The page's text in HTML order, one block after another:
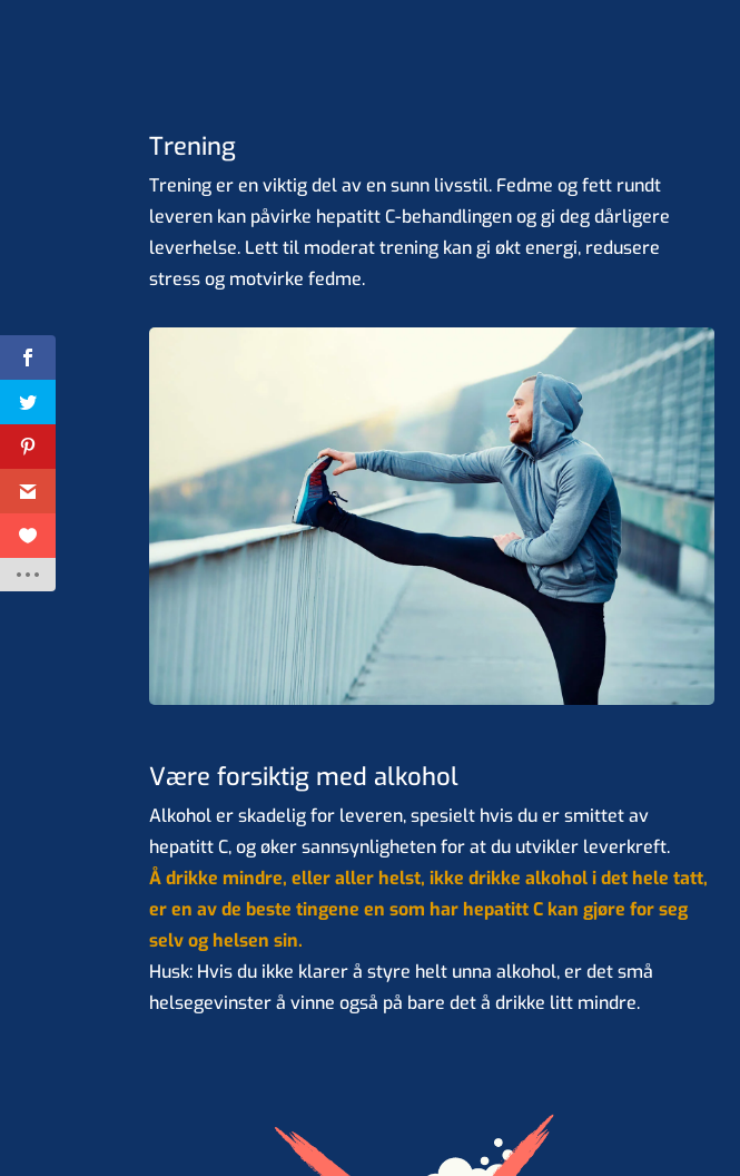
Trening
Trening er en viktig del av en sunn livsstil. Fedme og fett rundt
leveren kan påvirke hepatitt C-behandlingen og gi deg dårligere
leverhelse. Lett til moderat trening kan gi økt energi, redusere
stress og motvirke fedme.
Være forsiktig med alkohol
Alkohol er skadelig for leveren, spesielt hvis du er smittet av
hepatitt C, og øker sannsynligheten for at du utvikler leverkreft.
Å drikke mindre, eller aller helst, ikke drikke alkohol i det hele tatt,
er en av de beste tingene en som har hepatitt C kan gjøre for seg
selv og helsen sin.
Husk: Hvis du ikke klarer å styre helt unna alkohol, er det små
helsegevinster å vinne også på bare det å drikke litt mindre.